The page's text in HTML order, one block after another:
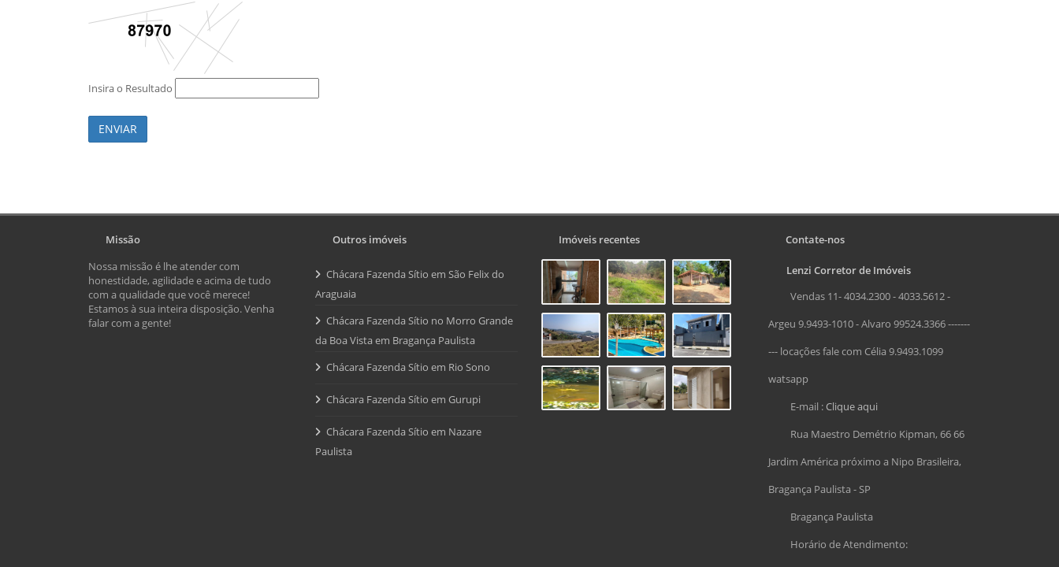
Insira o Resultado
ENVIAR
Missão
Nossa missão é lhe atender com
honestidade, agilidade e acima de tudo
com a qualidade que você merece!
Estamos à sua inteira disposição. Venha
falar com a gente!
Outros imóveis
Chácara Fazenda Sítio em São Felix do
Araguaia
Chácara Fazenda Sítio no Morro Grande
da Boa Vista em Bragança Paulista
Chácara Fazenda Sítio em Rio Sono
Chácara Fazenda Sítio em Gurupi
Chácara Fazenda Sítio em Nazare
Paulista
Imóveis recentes Contate-nos
Lenzi Corretor de Imóveis
Vendas 11- 4034.2300 - 4033.5612 -
Argeu 9.9493-1010 - Alvaro 99524.3366 -------
--- locações fale com Célia 9.9493.1099
watsapp
E-mail :Clique aqui
Rua Maestro Demétrio Kipman, 66 66
Jardim América próximo a Nipo Brasileira,
Bragança Paulista - SP
Bragança Paulista
Horário de Atendimento: